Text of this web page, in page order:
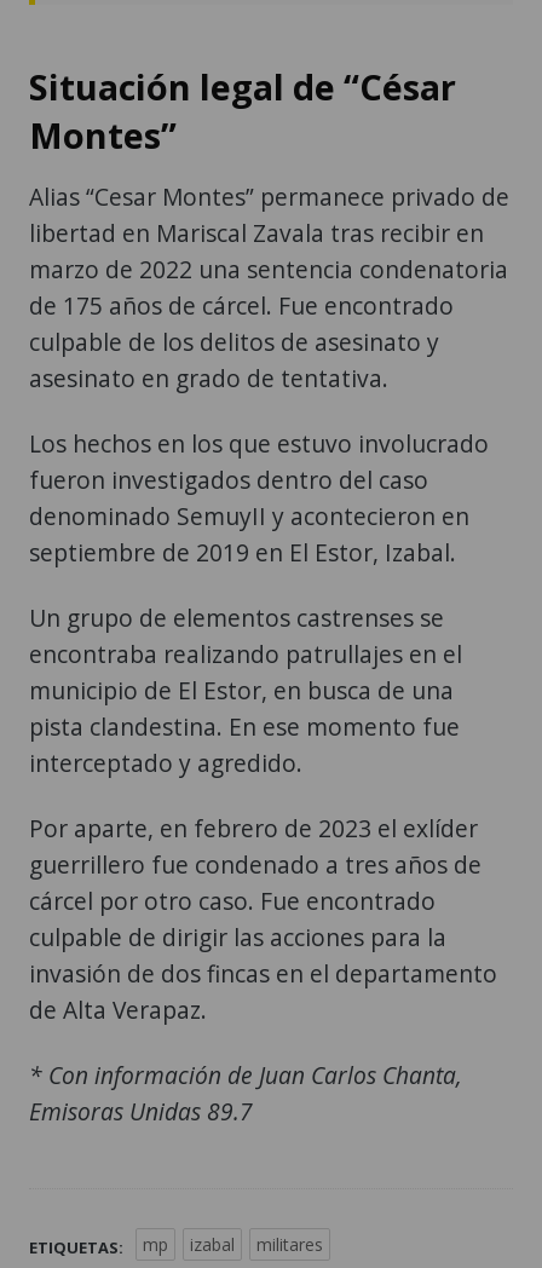
Situación legal de “César
Montes”
Alias “Cesar Montes” permanece privado de
libertad en Mariscal Zavala tras recibir en
marzo de 2022 una sentencia condenatoria
de 175 años de cárcel. Fue encontrado
culpable de los delitos de asesinato y
asesinato en grado de tentativa.
Los hechos en los que estuvo involucrado
fueron investigados dentro del caso
denominado SemuyII y acontecieron en
septiembre de 2019 en El Estor, Izabal.
Un grupo de elementos castrenses se
encontraba realizando patrullajes en el
municipio de El Estor, en busca de una
pista clandestina. En ese momento fue
interceptado y agredido.
Por aparte, en febrero de 2023 el exlíder
guerrillero fue condenado a tres años de
cárcel por otro caso. Fue encontrado
culpable de dirigir las acciones para la
invasión de dos fincas en el departamento
de Alta Verapaz.
* Con información de Juan Carlos Chanta,
Emisoras Unidas 89.7
ETIQUETAS: mp izabal militares